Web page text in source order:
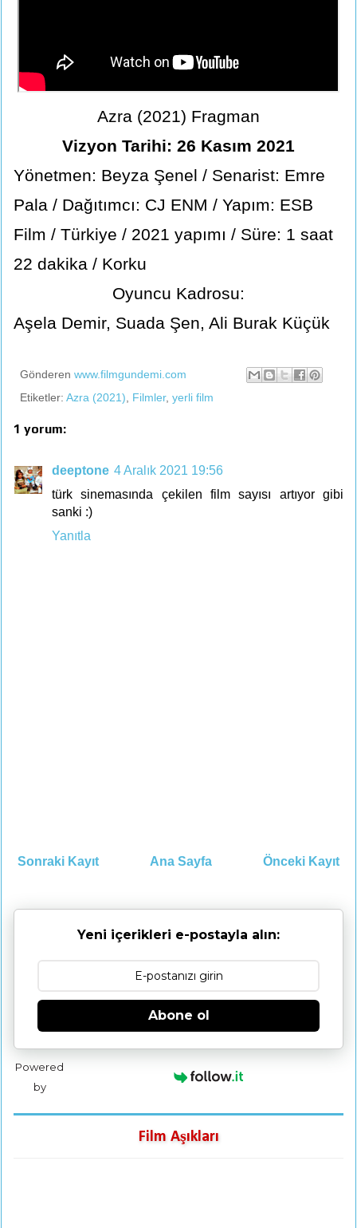
Azra (2021) Fragman
Vizyon Tarihi: 26 Kasım 2021
Yönetmen: Beyza Şenel / Senarist: Emre
Pala / Dağıtımcı: CJ ENM / Yapım: ESB
Film / Türkiye / 2021 yapımı / Süre: 1 saat
22 dakika / Korku
Oyuncu Kadrosu:
Aşela Demir, Suada Şen, Ali Burak Küçük
Gönderen www.filmgundemi.com
Etiketler: Azra (2021), Filmler, yerli film
1 yorum:
deeptone 4 Aralık 2021 19:56
türk sinemasında çekilen film sayısı artıyor gibi
sanki :)
Yanıtla
Sonraki Kayıt Önceki Kayıt
Ana Sayfa
Yeni içerikleri e-postayla alın:
Abone ol
Powered
by
Film Aşıkları